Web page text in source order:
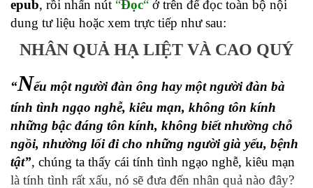
epub, rồi nhấn nút “Đọc“ ở trên để đọc toàn bộ nội
dung tư liệu hoặc xem trực tiếp như sau:
NHÂN QUẢ HẠ LIỆT VÀ CAO QUÝ
“Nếu một người đàn ông hay một người đàn bà
tính tình ngạo nghễ, kiêu mạn, không tôn kính
những bậc đáng tôn kính, không biết nhường chỗ
ngồi, nhường lối đi cho những người già yếu, bệnh
tật”, chúng ta thấy cái tính tình ngạo nghễ, kiêu mạn
là tính tình rất xấu, nó sẽ đưa đến nhân quả nào đây?